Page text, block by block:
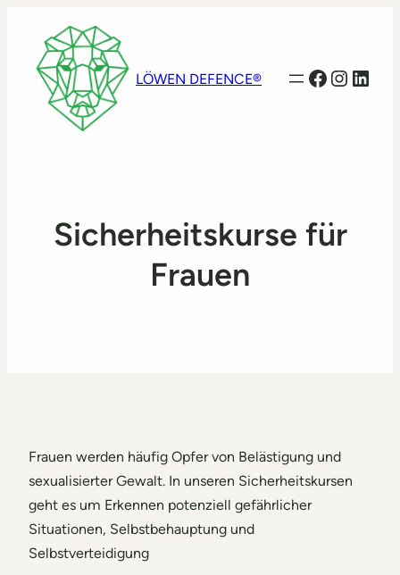
LÖWEN DEFENCE® Facebook
Sicherheitskurse für
Frauen
Frauen werden häufig Opfer von Belästigung und
sexualisierter Gewalt. In unseren Sicherheitskursen
geht es um Erkennen potenziell gefährlicher
Situationen, Selbstbehauptung und
Selbstverteidigung